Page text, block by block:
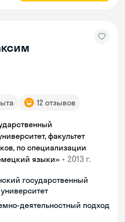
12 отзывов
факультет
по специализации
языки» • 2013 г.
государственный
деятельностный подход